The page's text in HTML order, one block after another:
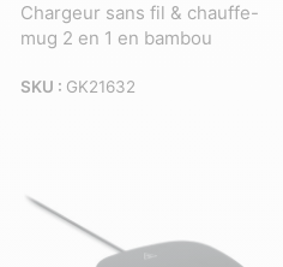
Chargeur sans fil & chauffe-
mug 2 en 1 en bambou
SKU : GK21632